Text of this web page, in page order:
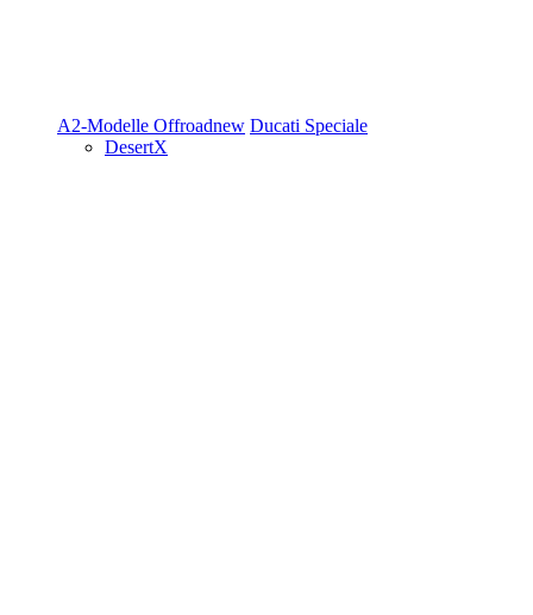
A2-Modelle Offroadnew Ducati Speciale
DesertX